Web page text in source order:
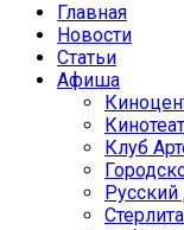
Главная
Новости
Статьи
Афиша
Клуб
Русский